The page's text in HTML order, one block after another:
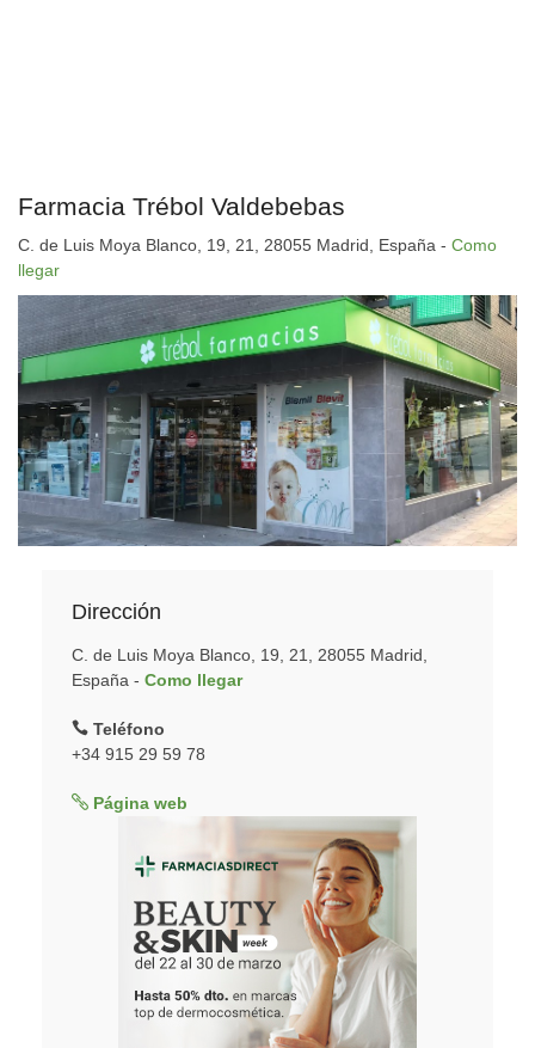
Farmacia Trébol Valdebebas
C. de Luis Moya Blanco, 19, 21, 28055 Madrid, España - Como
llegar
Dirección
C. de Luis Moya Blanco, 19, 21, 28055 Madrid,
España - Como llegar
Teléfono
+34 915 29 59 78
Página web